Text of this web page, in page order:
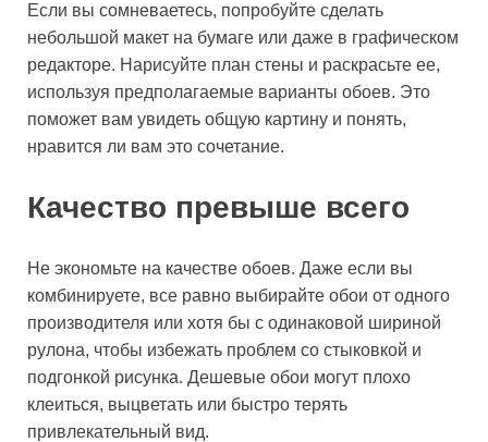
Если вы сомневаетесь, попробуйте сделать
небольшой макет на бумаге или даже в графическом
редакторе. Нарисуйте план стены и раскрасьте ее,
используя предполагаемые варианты обоев. Это
поможет вам увидеть общую картину и понять,
нравится ли вам это сочетание.
Качество превыше всего
Не экономьте на качестве обоев. Даже если вы
комбинируете, все равно выбирайте обои от одного
производителя или хотя бы с одинаковой шириной
рулона, чтобы избежать проблем со стыковкой и
подгонкой рисунка. Дешевые обои могут плохо
клеиться, выцветать или быстро терять
привлекательный вид.